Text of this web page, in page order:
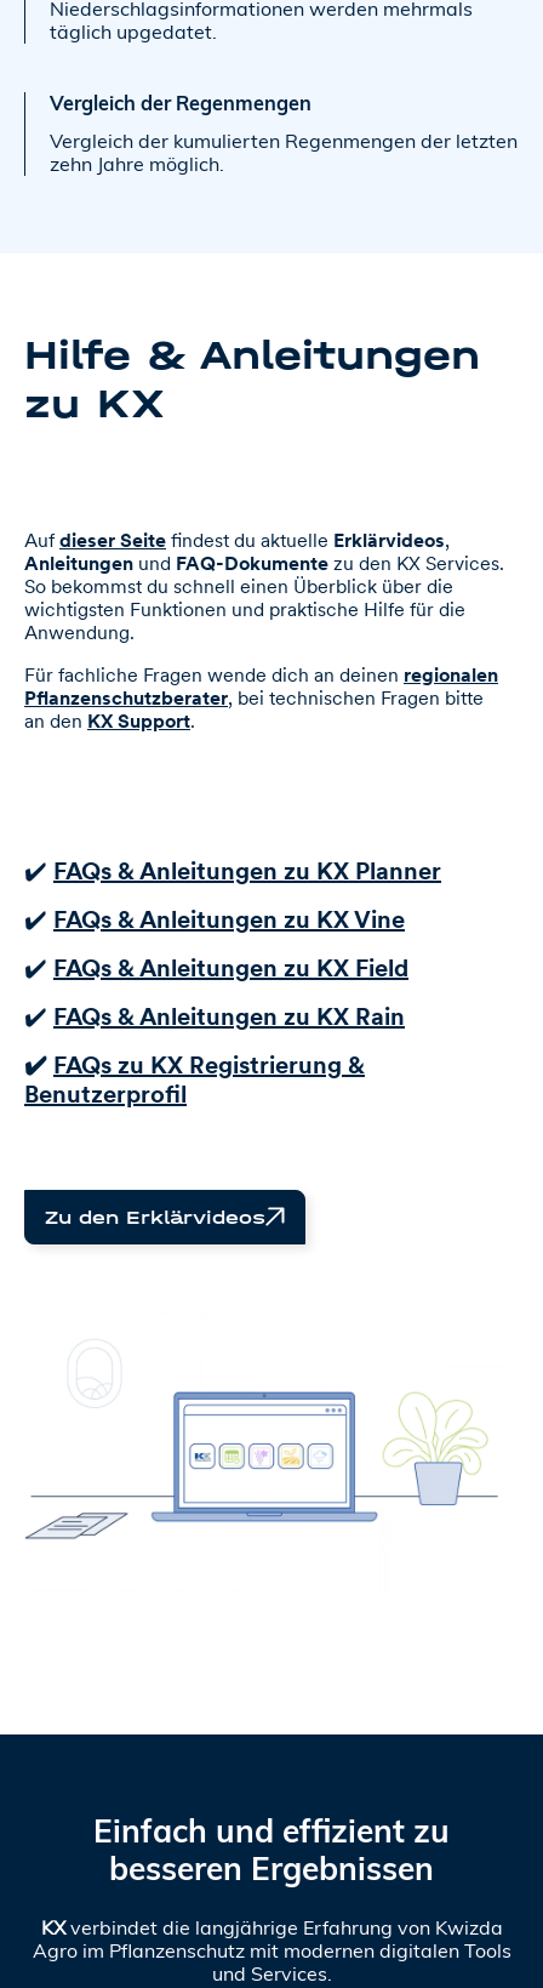
Niederschlagsinformationen werden mehrmals
täglich upgedatet.
Vergleich der Regenmengen
Vergleich der kumulierten Regenmengen der letzten
zehn Jahre möglich.
Hilfe & Anleitungen
zu KX
Aufdieser Seite findest du aktuelle Erklärvideos,
Anleitungen und FAQ-Dokumente zu den KX Services.
So bekommst du schnell einen Überblick über die
wichtigsten Funktionen und praktische Hilfe für die
Anwendung.
Für fachliche Fragen wende dich an deinen regionalen
Pflanzenschutzberater, bei technischen Fragen bitte
an den KX Support.
✔️ FAQs & Anleitungen zu KX Planner
✔️ FAQs & Anleitungen zu KX Vine
✔️ FAQs & Anleitungen zu KX Field
✔️ FAQs & Anleitungen zu KX Rain
✔️ FAQs zu KX Registrierung &
Benutzerprofil
Zu den Erklärvideos
Einfach und effizient zu
besseren Ergebnissen
KXverbindet die langjährige Erfahrung von Kwizda
Agro im Pflanzenschutz mit modernen digitalen Tools
und Services.